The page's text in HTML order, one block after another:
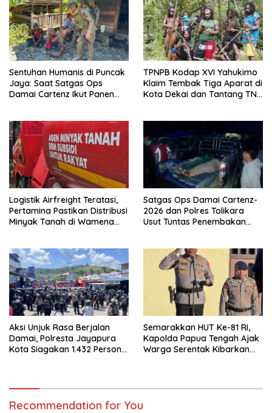
Sentuhan Humanis di Puncak
Jaya: Saat Satgas Ops
Damai Cartenz Ikut Panen
TPNPB Kodap XVI Yahukimo
Klaim Tembak Tiga Aparat di
Kota Dekai dan Tantang TNI-
Logistik Airfreight Teratasi,
Pertamina Pastikan Distribusi
Minyak Tanah di Wamena
Satgas Ops Damai Cartenz-
2026 dan Polres Tolikara
Usut Tuntas Penembakan
Aksi Unjuk Rasa Berjalan
Damai, Polresta Jayapura
Kota Siagakan 1.432 Personel
Semarakkan HUT Ke-81 RI,
Kapolda Papua Tengah Ajak
Warga Serentak Kibarkan
Recommendation for You